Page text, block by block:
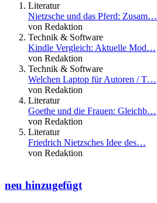
Literatur
Nietzsche und das Pferd: Zusam…
von Redaktion
Technik & Software
Kindle Vergleich: Aktuelle Mod…
von Redaktion
Technik & Software
Welchen Laptop für Autoren / T…
von Redaktion
Literatur
Goethe und die Frauen: Gleichb…
von Redaktion
Literatur
Friedrich Nietzsches Idee des…
von Redaktion
neu hinzugefügt